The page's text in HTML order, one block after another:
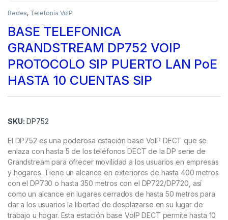
Redes, Telefonía VoIP
BASE TELEFONICA
GRANDSTREAM DP752 VOIP
PROTOCOLO SIP PUERTO LAN PoE
HASTA 10 CUENTAS SIP
SKU: DP752
El DP752 es una poderosa estación base VoIP DECT que se
enlaza con hasta 5 de los teléfonos DECT de la DP serie de
Grandstream para ofrecer movilidad a los usuarios en empresas
y hogares. Tiene un alcance en exteriores de hasta 400 metros
con el DP730 o hasta 350 metros con el DP722/DP720, así
como un alcance en lugares cerrados de hasta 50 metros para
dar a los usuarios la libertad de desplazarse en su lugar de
trabajo u hogar. Esta estación base VoIP DECT permite hasta 10